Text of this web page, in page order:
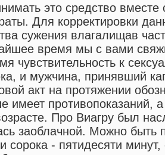
это средство вместе
Для корректировки
сужения влагалищав
время мы с вами
чувствительность к
и мужчина, принявший
акт на протяжении
имеет противопоказаний,
Про Виагру был
заоблачной. Можно
сорока - пятидесяти